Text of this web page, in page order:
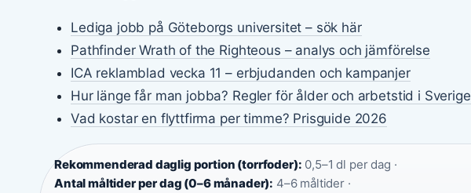
Lediga jobb på Göteborgs universitet – sök här
Pathfinder Wrath of the Righteous – analys och jämförelse
ICA reklamblad vecka 11 – erbjudanden och kampanjer
Hur länge får man jobba? Regler för ålder och arbetstid i Sverige
Vad kostar en flyttfirma per timme? Prisguide 2026
Rekommenderad daglig portion (torrfoder): 0,5–1 dl per dag ·
Antal måltider per dag (0–6 månader): 4–6 måltider ·